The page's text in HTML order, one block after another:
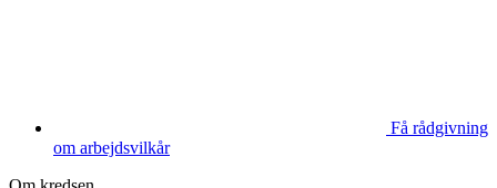
Få rådgivning
om arbejdsvilkår